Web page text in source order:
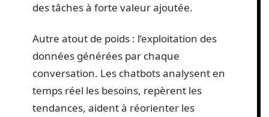
des tâches à forte valeur ajoutée.
Autre atout de poids : l’exploitation des
données générées par chaque
conversation. Les chatbots analysent en
temps réel les besoins, repèrent les
tendances, aident à réorienter les